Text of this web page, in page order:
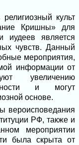
культ
Кришны» для
иудеев является
чувств. Данный
мероприятия,
информации от
увеличению
и могут
основе.
вероисповедания
РФ, также и
мероприятии
была скрыта от